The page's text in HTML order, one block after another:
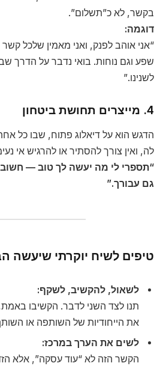
בקשר, לא כ”תשלום”.
דוגמה:
“אני אוהב לפנק, ואני מאמין שלכל
שפע וגם נוחות. בואי נדבר על הדרך
לשנינו.”
4. מייצרים תחושת ביטחון
הדגש הוא על דיאלוג פתוח, שבו כל
לה, ואין צורך להסתיר או להרגיש אי
“תספרי לי מה יעשה לך טוב —
גם עבורך.”
טיפים לשיח יוקרתי שיעשה
לשאול, להקשיב, לשקף:
תנו לצד השני לדבר. הקשיבו
את הייחודיות של השותפה או
לשים את הערך במרכז:
הקשר הזה לא “עוד עסקה”, אלא